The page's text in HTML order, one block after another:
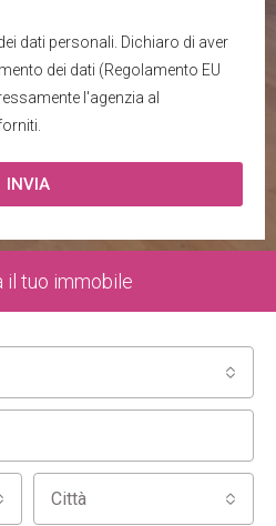
dati personali. Dichiaro di aver
dei dati (Regolamento EU
l'agenzia al
INVIA
il tuo immobile
Città